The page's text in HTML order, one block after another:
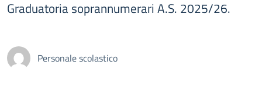
Graduatoria soprannumerari A.S. 2025/26.
Personale scolastico